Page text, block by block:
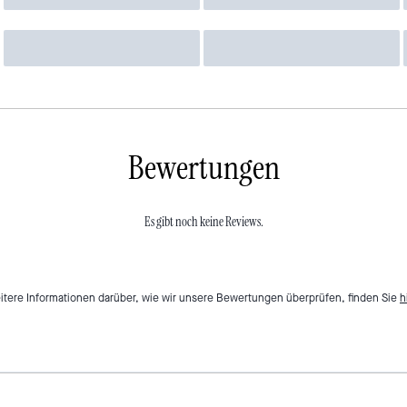
Bewertungen
Es gibt noch keine Reviews.
Informationen darüber, wie wir unsere Bewertungen überprüfen, finden Sie